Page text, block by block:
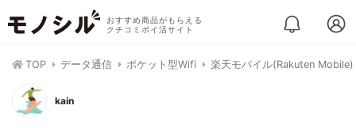
おすすめ商品がもらえる
クチコミポイ活サイト
TOP データ通信 ポケット型Wifi 楽天モバイル(Rakuten
kain